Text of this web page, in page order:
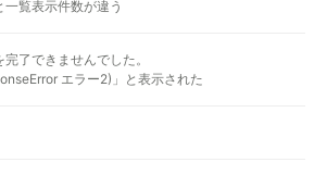
覧表示件数が違う
了できませんでした。
エラー2)」と表示された